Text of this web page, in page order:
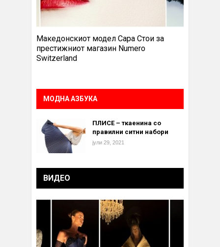
Македонскиот модел Сара Стои за
престижниот магазин Numero
Switzerland
МОДНА АЗБУКА
ПЛИСЕ – ткаенина со
правилни ситни набори
јули 29, 2021
ВИДЕО